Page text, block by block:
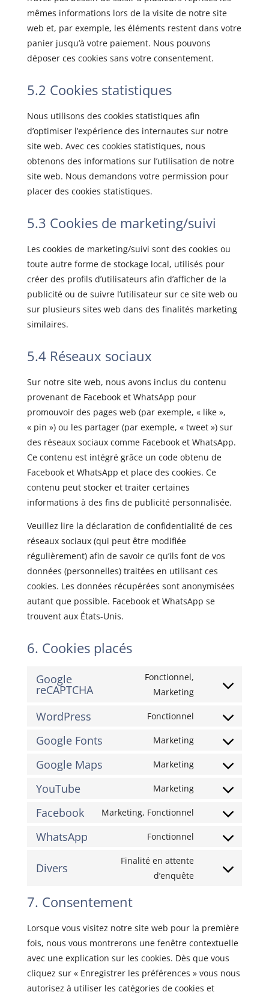
mêmes informations lors de la visite de notre site
web et, par exemple, les éléments restent dans votre
panier jusqu’à votre paiement. Nous pouvons
déposer ces cookies sans votre consentement.
5.2 Cookies statistiques
Nous utilisons des cookies statistiques afin
d’optimiser l’expérience des internautes sur notre
site web. Avec ces cookies statistiques, nous
obtenons des informations sur l’utilisation de notre
site web. Nous demandons votre permission pour
placer des cookies statistiques.
5.3 Cookies de marketing/suivi
Les cookies de marketing/suivi sont des cookies ou
toute autre forme de stockage local, utilisés pour
créer des profils d’utilisateurs afin d’afficher de la
publicité ou de suivre l’utilisateur sur ce site web ou
sur plusieurs sites web dans des finalités marketing
similaires.
5.4 Réseaux sociaux
Sur notre site web, nous avons inclus du contenu
provenant de Facebook et WhatsApp pour
promouvoir des pages web (par exemple, « like »,
« pin ») ou les partager (par exemple, « tweet ») sur
des réseaux sociaux comme Facebook et WhatsApp.
Ce contenu est intégré grâce un code obtenu de
Facebook et WhatsApp et place des cookies. Ce
contenu peut stocker et traiter certaines
informations à des fins de publicité personnalisée.
Veuillez lire la déclaration de confidentialité de ces
réseaux sociaux (qui peut être modifiée
régulièrement) afin de savoir ce qu’ils font de vos
données (personnelles) traitées en utilisant ces
cookies. Les données récupérées sont anonymisées
autant que possible. Facebook et WhatsApp se
trouvent aux États-Unis.
6. Cookies placés
Google
reCAPTCHA
Fonctionnel,
Marketing
Consent
service
google-
WordPress Fonctionnel
Consent
wordpress
Google Fonts Marketing
Consent
google-
Google Maps Marketing
Consent
google-
YouTube Marketing
Consent
youtube
Facebook Marketing, Fonctionnel
Consent
facebook
WhatsApp Fonctionnel
Consent
service
Divers
Finalité en attente
d’enquête
Consent
7. Consentement
Lorsque vous visitez notre site web pour la première
fois, nous vous montrerons une fenêtre contextuelle
avec une explication sur les cookies. Dès que vous
cliquez sur « Enregistrer les préférences » vous nous
autorisez à utiliser les catégories de cookies et